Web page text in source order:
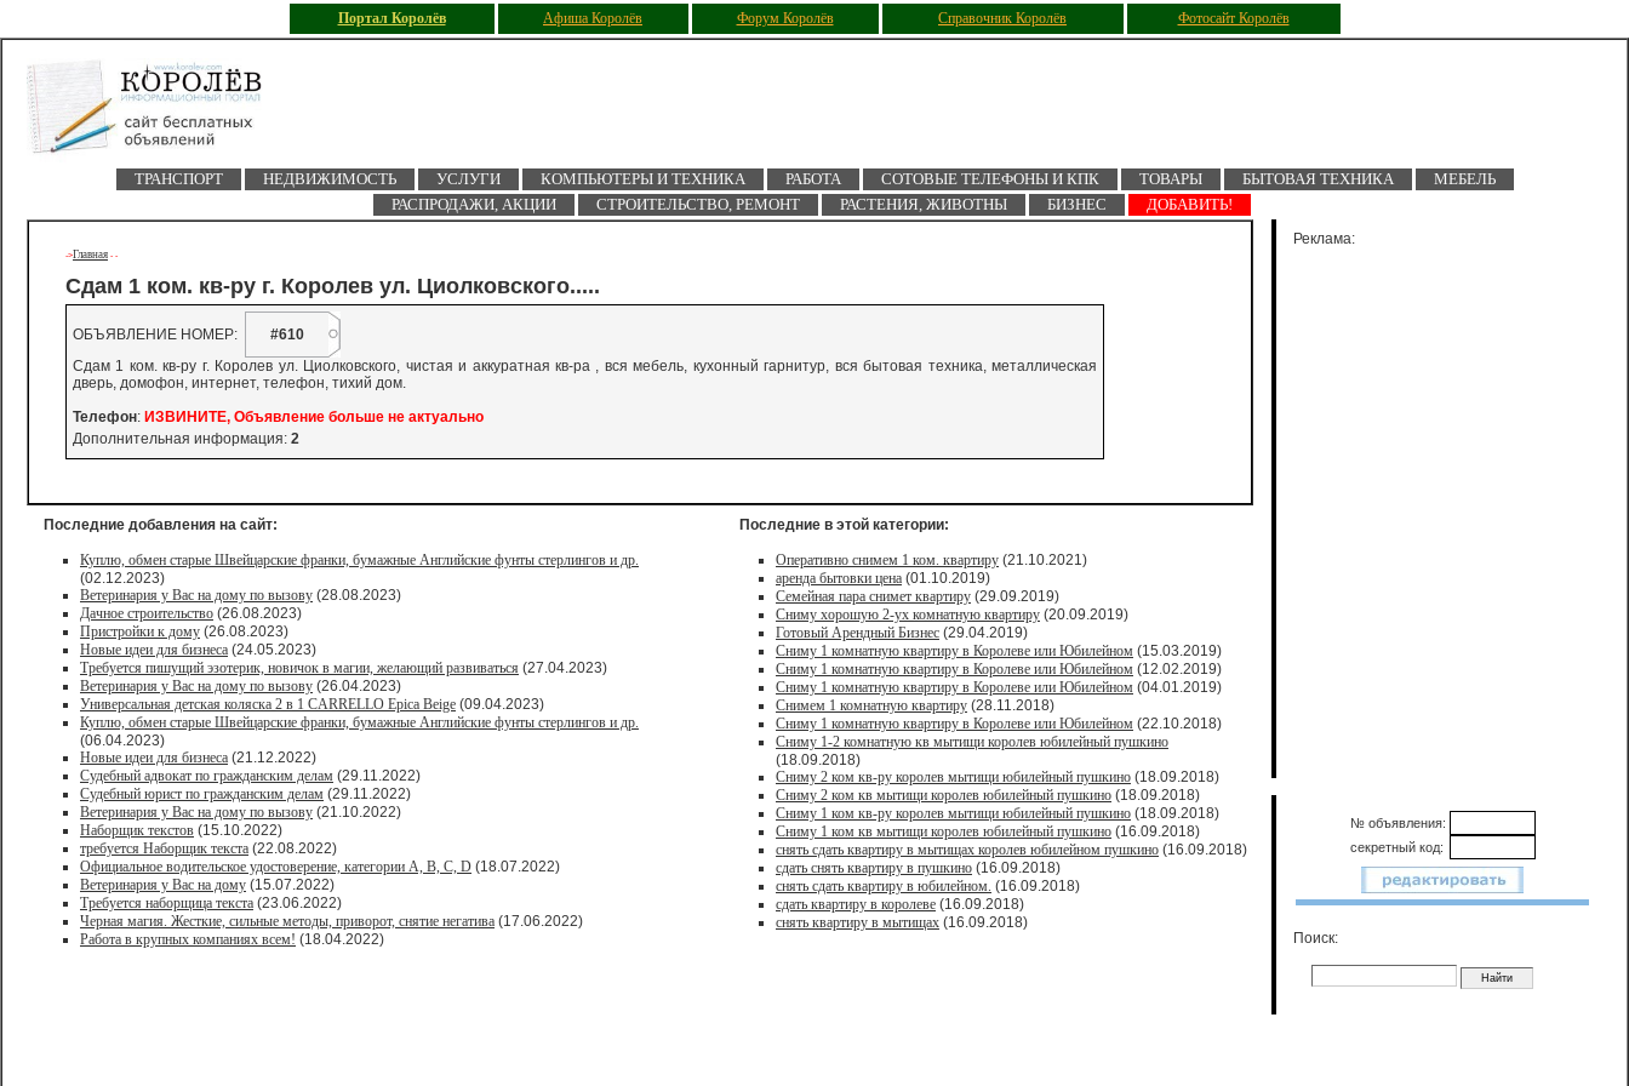
Портал Королёв Афиша Королёв Форум Королёв Справочник Королёв Фотосайт Королёв
ТРАНСПОРТ НЕДВИЖИМОСТЬ УСЛУГИ КОМПЬЮТЕРЫ И ТЕХНИКА РАБОТА СОТОВЫЕ ТЕЛЕФОНЫ И КПК ТОВАРЫ БЫТОВАЯ ТЕХНИКА
МЕБЕЛЬ
РАСПРОДАЖИ, АКЦИИ
СТРОИТЕЛЬСТВО, РЕМОНТ РАСТЕНИЯ, ЖИВОТНЫ БИЗНЕС ДОБАВИТЬ!
->Главная - -
Сдам 1 ком. кв-ру г. Королев ул. Циолковского.....
ОБЪЯВЛЕНИЕ НОМЕР:
#610
Сдам 1 ком. кв-ру г. Королев ул. Циолковского, чистая и аккуратная кв-ра , вся мебель, кухонный гарнитур, вся бытовая техника, металлическая
дверь, домофон, интернет, телефон, тихий дом.
Телефон: ИЗВИНИТЕ, Объявление больше не актуально
Дополнительная информация: 2
Последние добавления на сайт:
Куплю, обмен старые Швейцарские франки, бумажные Английские фунты стерлингов и др.
(02.12.2023)
Ветеринария у Вас на дому по вызову (28.08.2023)
Дачное строительство (26.08.2023)
Пристройки к дому (26.08.2023)
Новые идеи для бизнеса (24.05.2023)
Требуется пишущий эзотерик, новичок в магии, желающий развиваться (27.04.2023)
Ветеринария у Вас на дому по вызову (26.04.2023)
Универсальная детская коляска 2 в 1 CARRELLO Epica Beige (09.04.2023)
Куплю, обмен старые Швейцарские франки, бумажные Английские фунты стерлингов и др.
(06.04.2023)
Новые идеи для бизнеса (21.12.2022)
Судебный адвокат по гражданским делам (29.11.2022)
Судебный юрист по гражданским делам (29.11.2022)
Ветеринария у Вас на дому по вызову (21.10.2022)
Наборщик текстов (15.10.2022)
требуется Наборщик текста (22.08.2022)
Официальное водительское удостоверение, категории A, B, C, D (18.07.2022)
Ветеринария у Вас на дому (15.07.2022)
Требуется наборщица текста (23.06.2022)
Черная магия. Жесткие, сильные методы, приворот, снятие негатива (17.06.2022)
Работа в крупных компаниях всем! (18.04.2022)
Последние в этой категории:
Оперативно снимем 1 ком. квартиру (21.10.2021)
аренда бытовки цена (01.10.2019)
Семейная пара снимет квартиру (29.09.2019)
Сниму хорошую 2-ух комнатную квартиру (20.09.2019)
Готовый Арендный Бизнес (29.04.2019)
Сниму 1 комнатную квартиру в Королеве или Юбилейном (15.03.2019)
Сниму 1 комнатную квартиру в Королеве или Юбилейном (12.02.2019)
Сниму 1 комнатную квартиру в Королеве или Юбилейном (04.01.2019)
Снимем 1 комнатную квартиру (28.11.2018)
Сниму 1 комнатную квартиру в Королеве или Юбилейном (22.10.2018)
Сниму 1-2 комнатную кв мытищи королев юбилейный пушкино
(18.09.2018)
Сниму 2 ком кв-ру королев мытищи юбилейный пушкино (18.09.2018)
Сниму 2 ком кв мытищи королев юбилейный пушкино (18.09.2018)
Сниму 1 ком кв-ру королев мытищи юбилейный пушкино (18.09.2018)
Сниму 1 ком кв мытищи королев юбилейный пушкино (16.09.2018)
снять сдать квартиру в мытищах королев юбилейном пушкино (16.09.2018)
сдать снять квартиру в пушкино (16.09.2018)
снять сдать квартиру в юбилейном. (16.09.2018)
сдать квартиру в королеве (16.09.2018)
снять квартиру в мытищах (16.09.2018)
Реклама:
№ объявления:
секретный код:
Поиск: